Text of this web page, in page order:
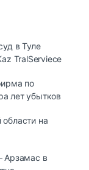
в Туле
TralServiece
по
лет убытков
на
Арзамас в